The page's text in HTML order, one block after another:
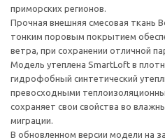
приморских регионов.
Прочная внешняя смесовая ткань
тонким поровым покрытием
ветра, при сохранении отличной
Модель утеплена SmartLoft в
гидрофобный синтетический
превосходными
сохраняет свои свойства во
миграции.
В обновленном версии модели на